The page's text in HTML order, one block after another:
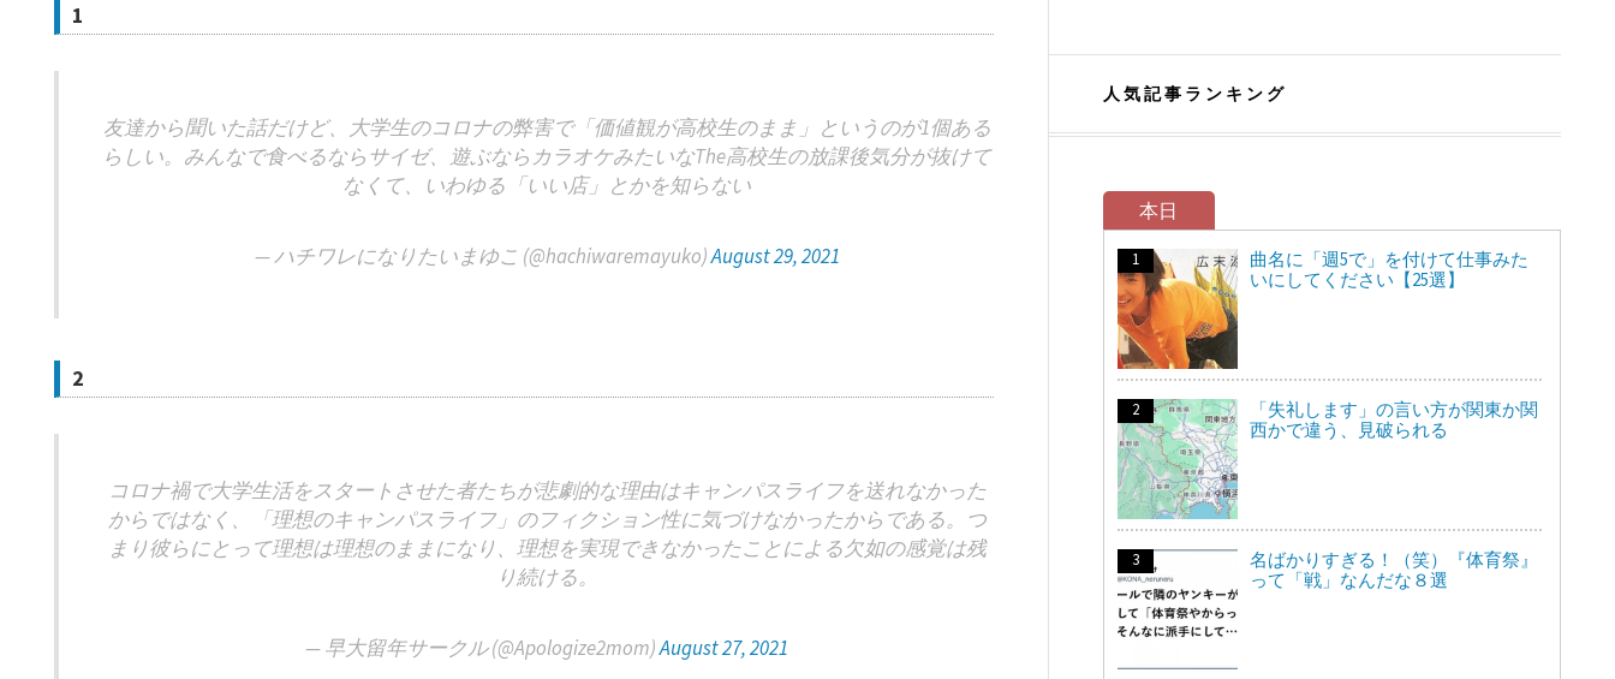
1
友達から聞いた話だけど、大学生のコロナの弊害で「価値観が高校生のまま」というのが1個ある
らしい。みんなで食べるならサイゼ、遊ぶならカラオケみたいなThe高校生の放課後気分が抜けて
なくて、いわゆる「いい店」とかを知らない
— ハチワレになりたいまゆこ (@hachiwaremayuko)August 29, 2021
2
コロナ禍で大学生活をスタートさせた者たちが悲劇的な理由はキャンパスライフを送れなかった
からではなく、「理想のキャンパスライフ」のフィクション性に気づけなかったからである。つ
まり彼らにとって理想は理想のままになり、理想を実現できなかったことによる欠如の感覚は残
り続ける。
— 早大留年サークル (@Apologize2mom)August 27, 2021
人気記事ランキング
本日
曲名に「週5で」を付けて仕事みた
いにしてください【25選】
「失礼します」の言い方が関東か関
西かで違う、見破られる
名ばかりすぎる！（笑）『体育祭』
って「戦」なんだな８選